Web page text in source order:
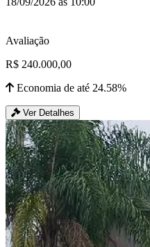
Avaliação
R$ 240.000,00
Economia de até 24.58%
Ver Detalhes